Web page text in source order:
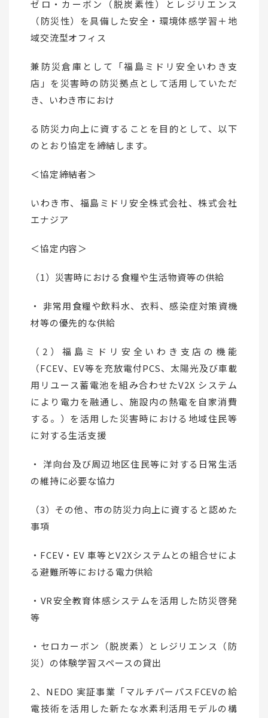
ゼロ・カーボン（脱炭素性）とレジリエンス
（防災性）を具備した安全・環境体感学習＋地
域交流型オフィス
兼防災倉庫として「福島ミドリ安全いわき支
店」を災害時の防災拠点として活用していただ
き、いわき市におけ
る防災力向上に資することを目的として、以下
のとおり協定を締結します。
＜協定締結者＞
いわき市、福島ミドリ安全株式会社、株式会社
エナジア
＜協定内容＞
（1）災害時における食糧や生活物資等の供給
・ 非常用食糧や飲料水、衣料、感染症対策資機
材等の優先的な供給
（2）福島ミドリ安全いわき支店の機能
（FCEV、EV等を充放電付PCS、太陽光及び車載
用リユース蓄電池を組み合わせたV2X システム
により電力を融通し、施設内の熱電を自家消費
する。）を活用した災害時における地域住民等
に対する生活支援
・ 洋向台及び周辺地区住民等に対する日常生活
の維持に必要な協力
（3）その他、市の防災力向上に資すると認めた
事項
・FCEV・EV 車等とV2Xシステムとの組合せによ
る避難所等における電力供給
・VR安全教育体感システムを活用した防災啓発
等
・セロカーボン（脱炭素）とレジリエンス（防
災）の体験学習スペースの貸出
2、NEDO 実証事業「マルチパーパスFCEVの給
電技術を活用した新たな水素利活用モデルの構